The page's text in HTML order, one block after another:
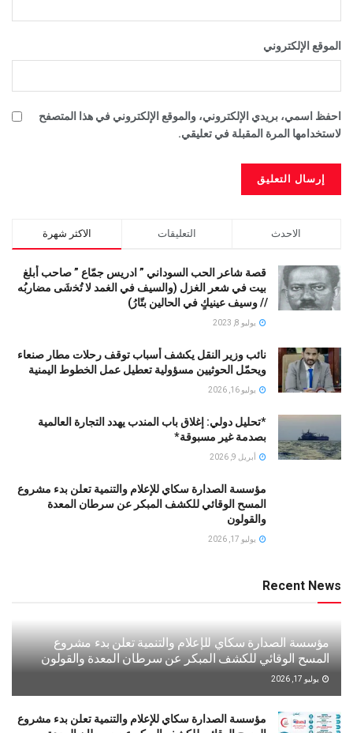
الموقع الإلكتروني
احفظ اسمي، بريدي الإلكتروني، والموقع الإلكتروني في هذا المتصفح
لاستخدامها المرة المقبلة في تعليقي.
الاكثر شهرة التعليقات الاحدث
قصة شاعر الحب السوداني ” ادريس جمّاع ” صاحب أبلغ
بيت في شعر الغزل (وﺍﻟﺴﻴﻒ ﻓﻲ الغمد ﻻ ﺗُﺨشَى مضاربُه
// ﻭﺳﻴﻒ ﻋﻴﻨﻴﻚٍ ﻓﻲ ﺍﻟﺤﺎﻟﻴﻦ ﺑﺘّﺎﺭُ)
يوليو 8, 2023
نائب وزير النقل يكشف أسباب توقف رحلات مطار صنعاء
ويحمّل الحوثيين مسؤولية تعطيل عمل الخطوط اليمنية
يوليو 16, 2026
*تحليل دولي: إغلاق باب المندب يهدد التجارة العالمية
بصدمة غير مسبوقة*
أبريل 9, 2026
مؤسسة الصدارة سكاي للإعلام والتنمية تعلن بدء مشروع
المسح الوقائي للكشف المبكر عن سرطان المعدة
والقولون
يوليو 17, 2026
Recent News
مؤسسة الصدارة سكاي للإعلام والتنمية تعلن بدء مشروع
المسح الوقائي للكشف المبكر عن سرطان المعدة والقولون
يوليو 17, 2026
مؤسسة الصدارة سكاي للإعلام والتنمية تعلن بدء مشروع